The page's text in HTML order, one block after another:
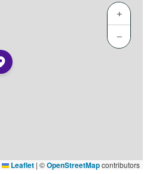
+
−
Leaflet | ©OpenStreetMapcontributors